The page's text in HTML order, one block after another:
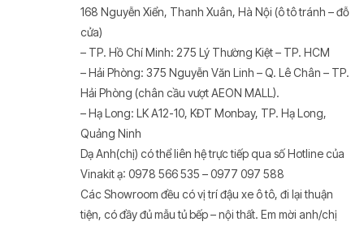
168 Nguyễn Xiển, Thanh Xuân, Hà Nội (ô tô tránh – đỗ
cửa)
– TP. Hồ Chí Minh: 275 Lý Thường Kiệt – TP. HCM
– Hải Phòng: 375 Nguyễn Văn Linh – Q. Lê Chân – TP.
Hải Phòng (chân cầu vượt AEON MALL).
– Hạ Long: LK A12-10, KĐT Monbay, TP. Hạ Long,
Quảng Ninh
Dạ Anh(chị) có thể liên hệ trực tiếp qua số Hotline của
Vinakit ạ: 0978 566 535 – 0977 097 588
Các Showroom đều có vị trí đậu xe ô tô, đi lại thuận
tiện, có đầy đủ mẫu tủ bếp – nội thất. Em mời anh/chị